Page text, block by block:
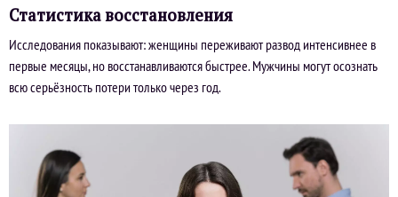
Статистика восстановления
Исследования показывают: женщины переживают развод интенсивнее в
первые месяцы, но восстанавливаются быстрее. Мужчины могут осознать
всю серьёзность потери только через год.